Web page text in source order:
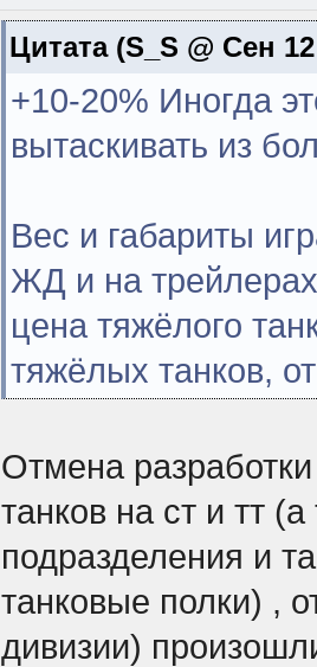
Цитата(S_S @ Сен
+10-20% Иногда
вытаскивать из
Вес и габариты
ЖД и на
цена тяжёлого
тяжёлых танков,
Отмена
танков на ст и тт
подразделения и
танковые полки) ,
дивизии)